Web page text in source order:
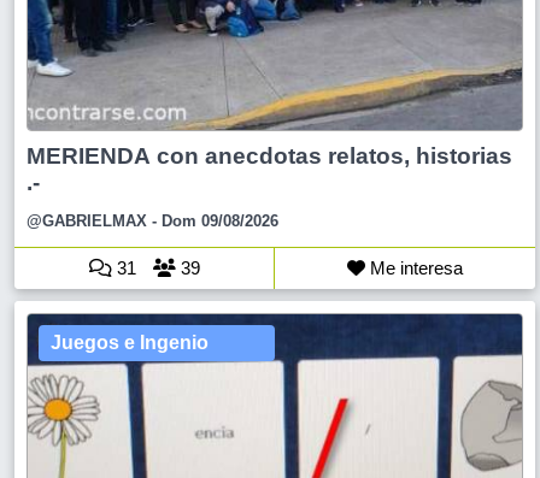
MERIENDA con anecdotas relatos, historias
.-
@GABRIELMAX - Dom 09/08/2026
31 39 Me interesa
Juegos e Ingenio